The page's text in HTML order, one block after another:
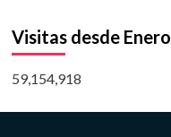
Visitas desde
59,154,918